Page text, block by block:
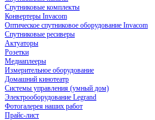
Спутниковые комплекты
Конвертеры Invacom
Оптическое спутниковое оборудование Invacom
Спутниковые ресиверы
Актуаторы
Розетки
Медиаплееры
Измерительное оборудование
Домашний кинотеатр
Системы управления (умный дом)
Электрооборудование Legrand
Фотогалерея наших работ
Прайс-лист